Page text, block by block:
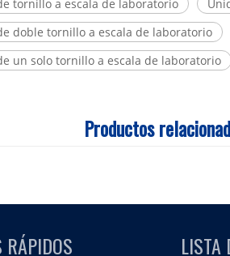
tornillo a escala de laboratorio
doble tornillo a escala de laboratorio
un solo tornillo a escala de laboratorio
Productos
RÁPIDOS LISTA